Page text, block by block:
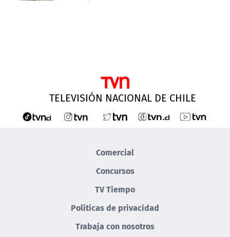
TELEVISIÓN NACIONAL DE CHILE
Comercial
Concursos
TV Tiempo
Políticas de privacidad
Trabaja con nosotros